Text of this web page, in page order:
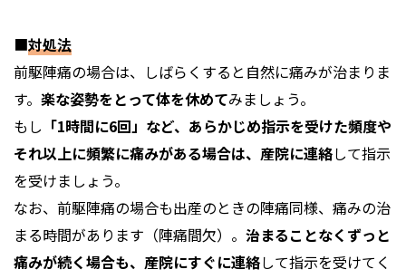
■対処法
前駆陣痛の場合は、しばらくすると自然に痛みが治まりま
す。 楽な姿勢をとって体を休めてみましょう。
もし 「1時間に6回」など、あらかじめ指示を受けた頻度や
それ以上に頻繁に痛みがある場合は、産院に連絡して指示
を受けましょう。
なお、前駆陣痛の場合も出産のときの陣痛同様、痛みの治
まる時間があります（陣痛間欠）。 治まることなくずっと
痛みが続く場合も、産院にすぐに連絡して指示を受けてく